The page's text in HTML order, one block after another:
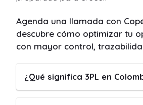
Agenda una llamada con
descubre cómo optimizar tu
con mayor control,
¿Qué significa 3PL en